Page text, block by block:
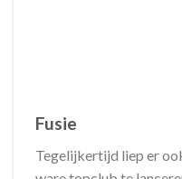
Fusie
Tegelijkertijd liep er